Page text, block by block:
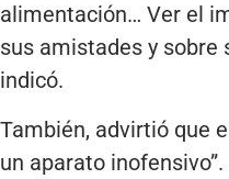
alimentación… Ver el
sus amistades y sobre
indicó.
También, advirtió que
un aparato inofensivo”.